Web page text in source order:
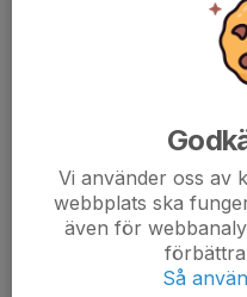
Täby vann i tre raka set.
Uppsala rytmen och det var
Herr B som ju startades
Vi använder oss av
webbplats ska
även för
Så